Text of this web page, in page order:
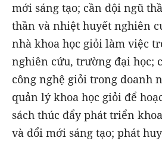
mới sáng tạo; cần đội ngũ
thần và nhiệt huyết nghiên
nhà khoa học giỏi làm việc
nghiên cứu, trường đại học;
công nghệ giỏi trong doanh
quản lý khoa học giỏi để
sách thúc đẩy phát triển
và đổi mới sáng tạo; phát